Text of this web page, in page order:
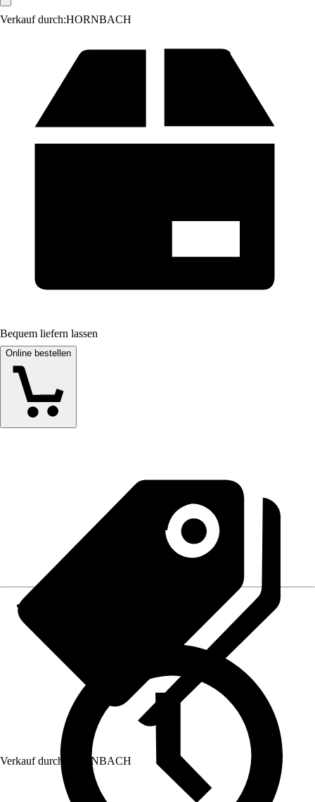
Verkauf durch:HORNBACH
Bequem liefern lassen
Online bestellen
Verkauf durch: HORNBACH